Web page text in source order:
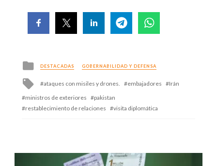
Posted
in
DESTACADAS GOBERNABILIDAD Y DEFENSA
Tagged
with
ataques con misiles y drones. embajadores
Irán
ministros de exteriores
pakistan
restablecimiento de relaciones
visita diplomática